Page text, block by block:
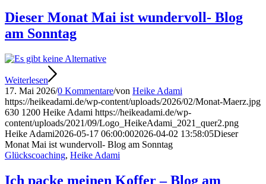
Dieser Monat Mai ist wundervoll- Blog
am Sonntag
Weiterlesen
17. Mai 2026/0 Kommentare/von Heike Adami
https://heikeadami.de/wp-content/uploads/2026/02/Monat-Maerz.jpg
630 1200 Heike Adami https://heikeadami.de/wp-
content/uploads/2021/09/Logo_HeikeAdami_2021_quer2.png
Heike Adami2026-05-17 06:00:002026-04-02 13:58:05Dieser
Monat Mai ist wundervoll- Blog am Sonntag
Glückscoaching, Heike Adami
Ich packe meinen Koffer – Blog am